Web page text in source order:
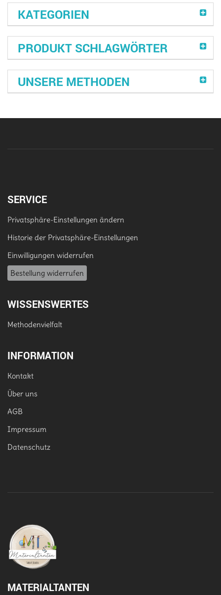
KATEGORIEN
PRODUKT SCHLAGWÖRTER
UNSERE METHODEN
SERVICE
Privatsphäre-Einstellungen ändern
Historie der Privatsphäre-Einstellungen
Einwilligungen widerrufen
Bestellung widerrufen
WISSENSWERTES
Methodenvielfalt
INFORMATION
Kontakt
Über uns
AGB
Impressum
Datenschutz
MATERIALTANTEN